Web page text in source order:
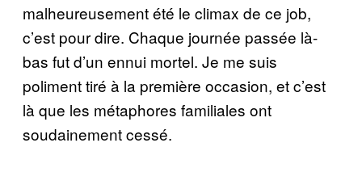
malheureusement été le climax de ce job,
c’est pour dire. Chaque journée passée là-
bas fut d’un ennui mortel. Je me suis
poliment tiré à la première occasion, et c’est
là que les métaphores familiales ont
soudainement cessé.